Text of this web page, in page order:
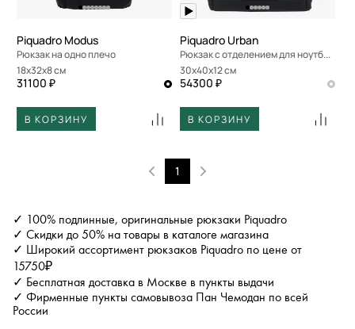
Piquadro Modus
Рюкзак на одно плечо
18x32x8 см
31100 ₽
В КОРЗИНУ
Piquadro Urban
Рюкзак с отделением для ноутбука
30x40x12 см
54300 ₽
В КОРЗИНУ
1
✓ 100% подлинные, оригинальные рюкзаки Piquadro
✓ Скидки до 50% на товары в каталоге магазина
✓ Широкий ассортимент рюкзаков Piquadro по цене от
15750₽
✓ Бесплатная доставка в Москве в пункты выдачи
✓ Фирменные пункты самовывоза Пан Чемодан по всей
России